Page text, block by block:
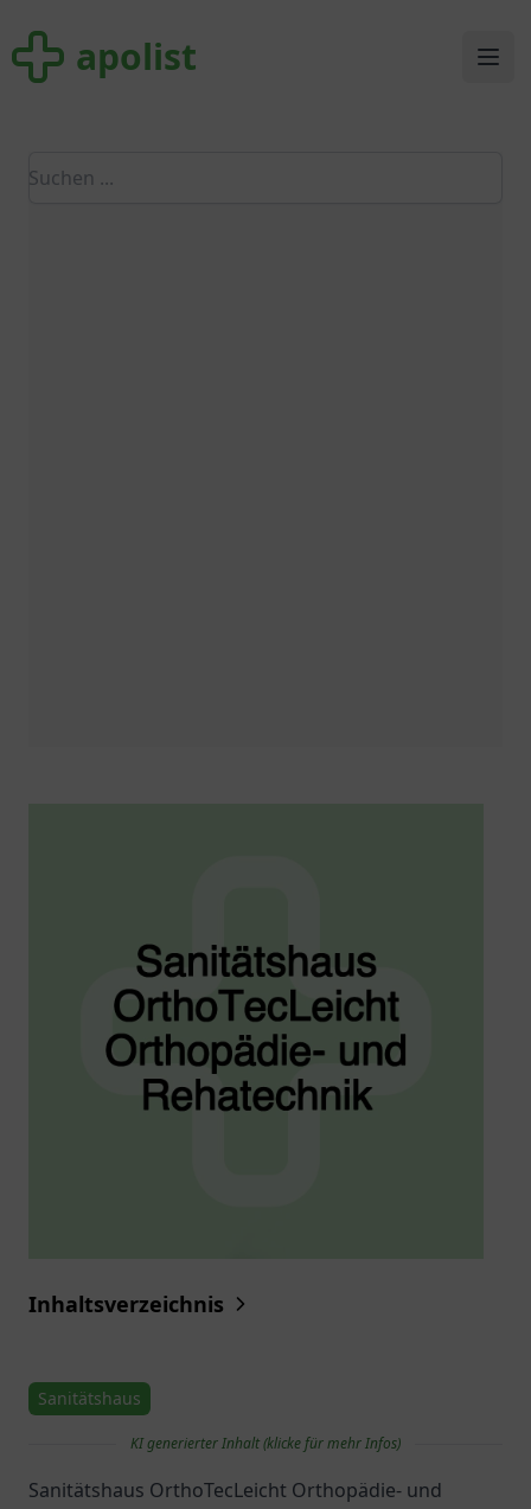
apolist apolist
Inhaltsverzeichnis
Sanitätshaus
KI generierter Inhalt (klicke für mehr Infos)
Sanitätshaus OrthoTecLeicht Orthopädie- und